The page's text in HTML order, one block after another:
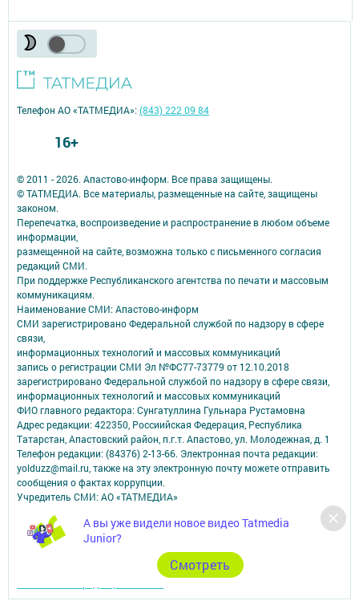
А вы уже видели новое видео Tatmedia
Junior?
Cмотреть
© 2011 - 2026. Апастово-информ. Все права защищены.
© ТАТМЕДИА. Все материалы, размещенные на сайте, защищены
законом.
Перепечатка, воспроизведение и распространение в любом объеме
информации,
размещенной на сайте, возможна только с письменного согласия
редакций СМИ.
При поддержке Республиканского агентства по печати и массовым
коммуникациям.
Наименование СМИ: Апастово-информ
СМИ зарегистрировано Федеральной службой по надзору в сфере
связи,
информационных технологий и массовых коммуникаций
запись о регистрации СМИ Эл №ФС77-73779 от 12.10.2018
зарегистрировано Федеральной службой по надзору в сфере связи,
информационных технологий и массовых коммуникаций
ФИО главного редактора: Сунгатуллина Гульнара Рустамовна
Адрес редакции: 422350, Россиийская Федерация, Республика
Татарстан, Апастовский район, п.г.т. Апастово, ул. Молодежная, д. 1
Телефон редакции: (84376) 2-13-66. Электронная почта редакции:
yolduzz@mail.ru, также на эту электронную почту можете отправить
сообщения о фактах коррупции.
Учредитель СМИ: АО «ТАТМЕДИА»
Антикоррупционная политика
АО «ТАТМЕДИА» использует «cookie»
удобства пользователей сайтом.
Использование «cookie» можно отменить в настройках браузера.
Телефон АО «ТАТМЕДИА»:(843) 222 09 84
16+